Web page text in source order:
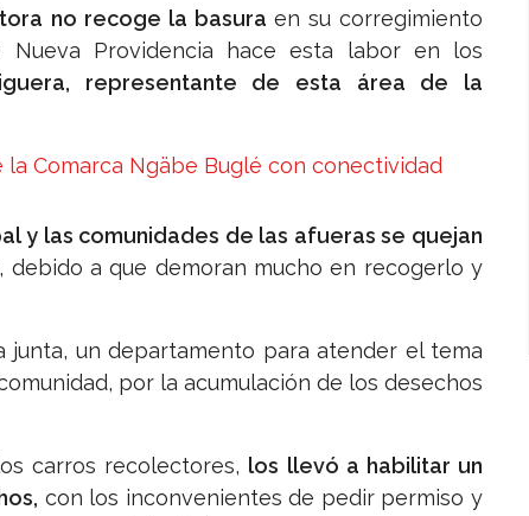
no recoge la basura en su corregimiento
Providencia hace esta labor en los
representante de esta área de la
la Comarca Ngäbe Buglé con conectividad
y las comunidades de las afueras se quejan
debido a que demoran mucho en recogerlo y
un departamento para atender el tema
por la acumulación de los desechos
carros recolectores, los llevó a habilitar un
con los inconvenientes de pedir permiso y